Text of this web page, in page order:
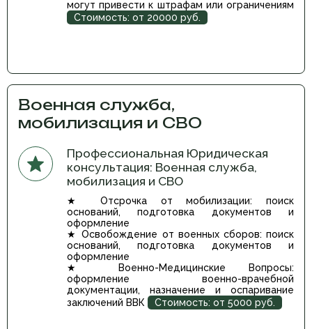
могут привести к штрафам или ограничениям
Стоимость: от 20000 руб.
Военная служба,
мобилизация и СВО
Профессиональная Юридическая
консультация: Военная служба,
мобилизация и СВО
★ Отсрочка от мобилизации: поиск
оснований, подготовка документов и
оформление
★ Освобождение от военных сборов: поиск
оснований, подготовка документов и
оформление
★ Военно-Медицинские Вопросы:
оформление военно-врачебной
документации, назначение и оспаривание
заключений ВВК
Стоимость: от 5000 руб.